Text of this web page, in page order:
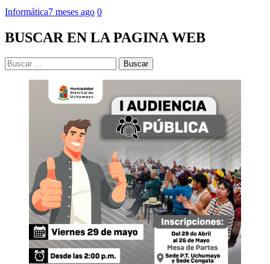
Informática7 meses ago 0
BUSCAR EN LA PAGINA WEB
Buscar: